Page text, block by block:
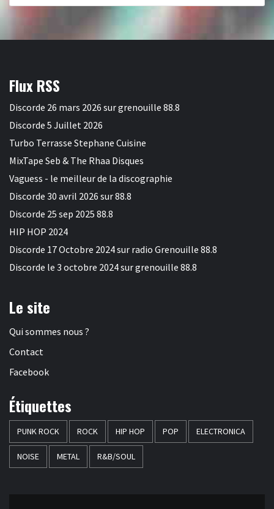
Flux RSS
Discorde 26 mars 2026 sur grenouille 88.8
Discorde 5 Juillet 2026
Turbo Terrasse Stephane Cuisine
MixTape Seb & The Rhaa Disques
Vaguess - le meilleur de la discographie
Discorde 30 avril 2026 sur 88.8
Discorde 25 sep 2025 88.8
HIP HOP 2024
Discorde 17 Octobre 2024 sur radio Grenouille 88.8
Discorde le 3 octobre 2024 sur grenouille 88.8
Le site
Qui sommes nous ?
Contact
Facebook
Étiquettes
PUNK ROCK ROCK HIP HOP POP ELECTRONICA
NOISE METAL R&B/SOUL